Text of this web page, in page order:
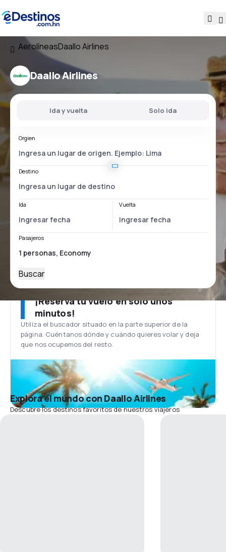
AerolíneasDaallo Airlines
Daallo Airlines
Ida y vuelta Solo ida
Orgien
Destino
Ida Vuelta
Pasajeros
Buscar
¡Reserva tu vuelo en solo unos
minutos!
Utiliza el buscador situado en la parte superior de la
página. Cuéntanos dónde y cuándo quieres volar y deja
que nos ocupemos del resto.
Explora el mundo con Daallo Airlines
Descubre los destinos favoritos de nuestros viajeros